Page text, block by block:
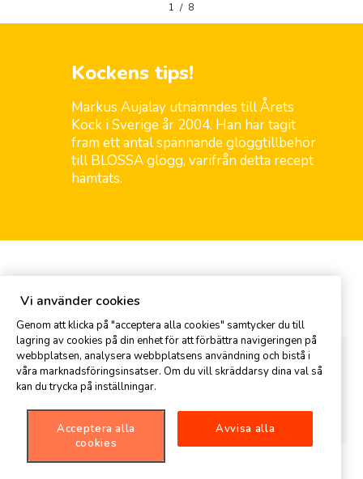
1 / 8
Kockens tips!
Markus Aujalay utnämndes till Årets
Kock i Sverige år 2004. Han har tagit
fram ett antal spännande glöggtillbehör
till BLOSSA glögg, varifrån detta recept
hämtats.
Kommentar
Vi använder cookies
Genom att klicka på "acceptera alla cookies" samtycker du till
lagring av cookies på din enhet för att förbättra navigeringen på
webbplatsen, analysera webbplatsens användning och bistå i
våra marknadsföringsinsatser. Om du vill skräddarsy dina val så
kan du trycka på inställningar.
Acceptera alla
cookies
Avvisa alla